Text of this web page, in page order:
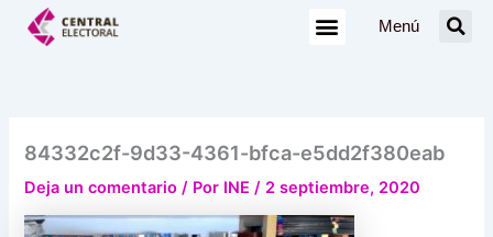
Menú
84332c2f-9d33-4361-bfca-e5dd2f380eab
Deja un comentario / Por INE/ 2 septiembre, 2020